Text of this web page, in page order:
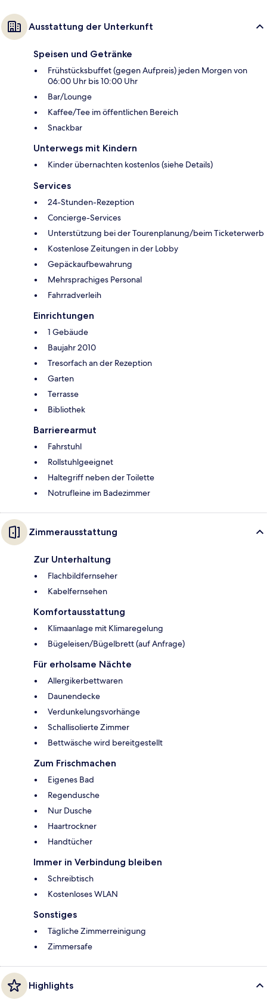
Ausstattung der Unterkunft
Speisen und Getränke
Frühstücksbuffet (gegen Aufpreis) jeden Morgen von
06:00 Uhr bis 10:00 Uhr
Bar/Lounge
Kaffee/Tee im öffentlichen Bereich
Snackbar
Unterwegs mit Kindern
Kinder übernachten kostenlos (siehe Details)
Services
24-Stunden-Rezeption
Concierge-Services
Unterstützung bei der Tourenplanung/beim Ticketerwerb
Kostenlose Zeitungen in der Lobby
Gepäckaufbewahrung
Mehrsprachiges Personal
Fahrradverleih
Einrichtungen
1 Gebäude
Baujahr 2010
Tresorfach an der Rezeption
Garten
Terrasse
Bibliothek
Barrierearmut
Fahrstuhl
Rollstuhlgeeignet
Haltegriff neben der Toilette
Notrufleine im Badezimmer
Zimmerausstattung
Zur Unterhaltung
Flachbildfernseher
Kabelfernsehen
Komfortausstattung
Klimaanlage mit Klimaregelung
Bügeleisen/Bügelbrett (auf Anfrage)
Für erholsame Nächte
Allergikerbettwaren
Daunendecke
Verdunkelungsvorhänge
Schallisolierte Zimmer
Bettwäsche wird bereitgestellt
Zum Frischmachen
Eigenes Bad
Regendusche
Nur Dusche
Haartrockner
Handtücher
Immer in Verbindung bleiben
Schreibtisch
Kostenloses WLAN
Sonstiges
Tägliche Zimmerreinigung
Zimmersafe
Highlights